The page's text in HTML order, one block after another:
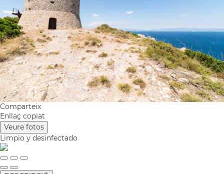
Comparteix
Enllaç copiat
Veure fotos
Limpio y desinfectado